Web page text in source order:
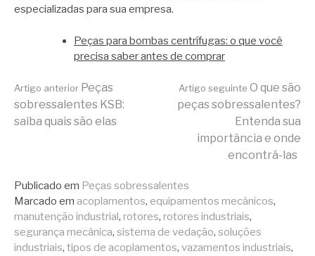
especializadas para sua empresa.
Peças para bombas centrífugas: o que você
precisa saber antes de comprar
Continue
Artigo anterior Peças
sobressalentes KSB:
saiba quais são elas
Artigo seguinte O que são
peças sobressalentes?
Entenda sua
importância e onde
encontrá-las
Publicado em Peças sobressalentes
Marcado em acoplamentos, equipamentos mecânicos,
manutenção industrial, rotores, rotores industriais,
segurança mecânica, sistema de vedação, soluções
industriais, tipos de acoplamentos, vazamentos industriais,